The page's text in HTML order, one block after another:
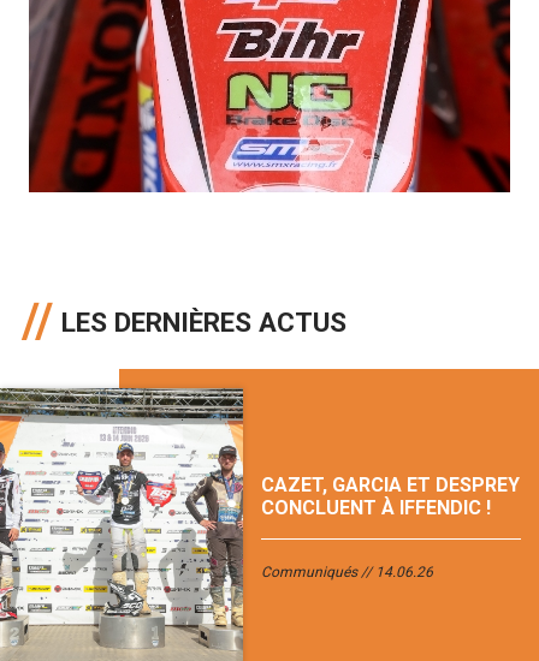
LES DERNIÈRES ACTUS
CAZET, GARCIA ET DESPREY
CONCLUENT À IFFENDIC !
Communiqués 14.06.26